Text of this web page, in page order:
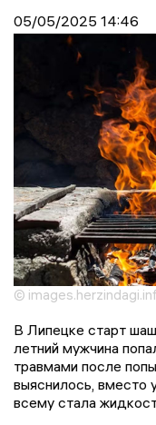
05/05/2025 14:46
©
В Липецке старт
летний мужчина
травмами после
выяснилось, вместо
всему стала